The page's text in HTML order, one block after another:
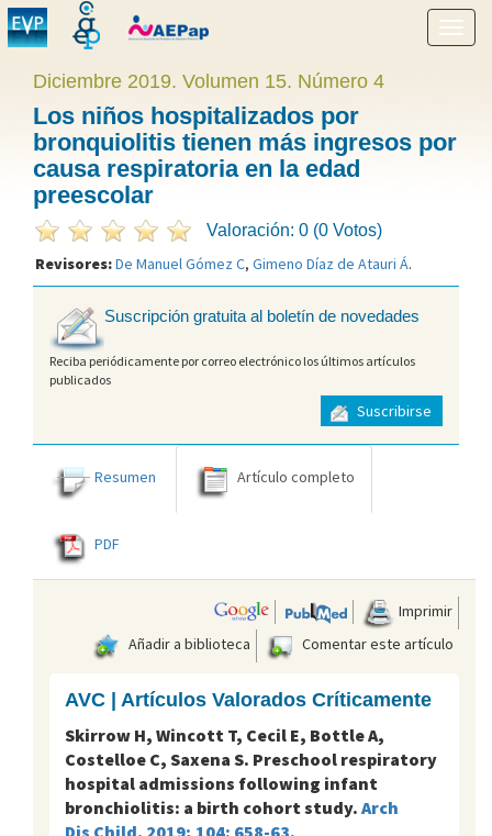
menú
Diciembre 2019. Volumen 15. Número 4
Los niños hospitalizados por
bronquiolitis tienen más ingresos por
causa respiratoria en la edad
preescolar
Valoración: 0 (0 Votos)
Revisores:De Manuel Gómez C, Gimeno Díaz de Atauri Á.
Suscripción gratuita al boletín de novedades
Reciba periódicamente por correo electrónico los últimos artículos
publicados
Suscribirse
Resumen Artículo completo
PDF
Imprimir
Añadir a biblioteca
Comentar este artículo
AVC | Artículos Valorados Críticamente
Skirrow H, Wincott T, Cecil E, Bottle A,
Costelloe C, Saxena S. Preschool respiratory
hospital admissions following infant
bronchiolitis: a birth cohort study. Arch
Dis Child. 2019; 104: 658-63.